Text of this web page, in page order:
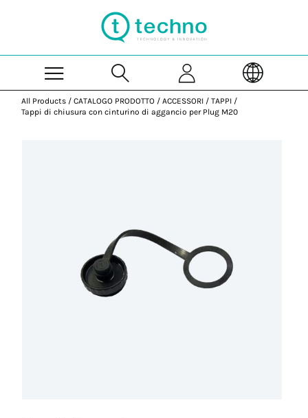
All Products / CATALOGO PRODOTTO / ACCESSORI / TAPPI /
Tappi di chiusura con cinturino di aggancio per Plug M20